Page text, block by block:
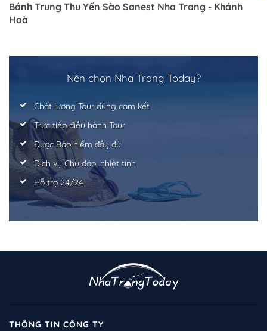
Bánh Trung Thu Yến Sào Sanest Nha Trang - Khánh
Hoà
Nên chọn Nha Trang Today?
Chất lượng Tour đúng cam kết
Trực tiếp điều hành Tour
Được Bảo hiểm đầy đủ
Dịch vụ Chu đáo, nhiệt tình
Hỗ trợ 24/24
THÔNG TIN CÔNG TY